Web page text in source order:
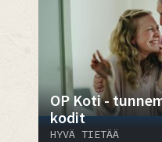
OP Koti -
kodit
HYVÄ TIETÄÄ